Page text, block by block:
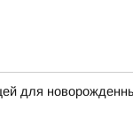
для